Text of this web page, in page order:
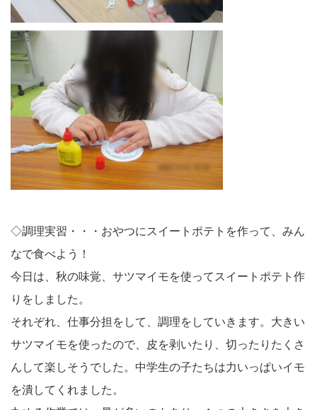
◇調理実習・・・おやつにスイートポテトを作って、みん
なで食べよう！
今日は、秋の味覚、サツマイモを使ってスイートポテト作
りをしました。
それぞれ、仕事分担をして、調理をしていきます。大きい
サツマイモを使ったので、皮を剥いたり、切ったりたくさ
んして楽しそうでした。中学生の子たちは力いっぱいイモ
を潰してくれました。